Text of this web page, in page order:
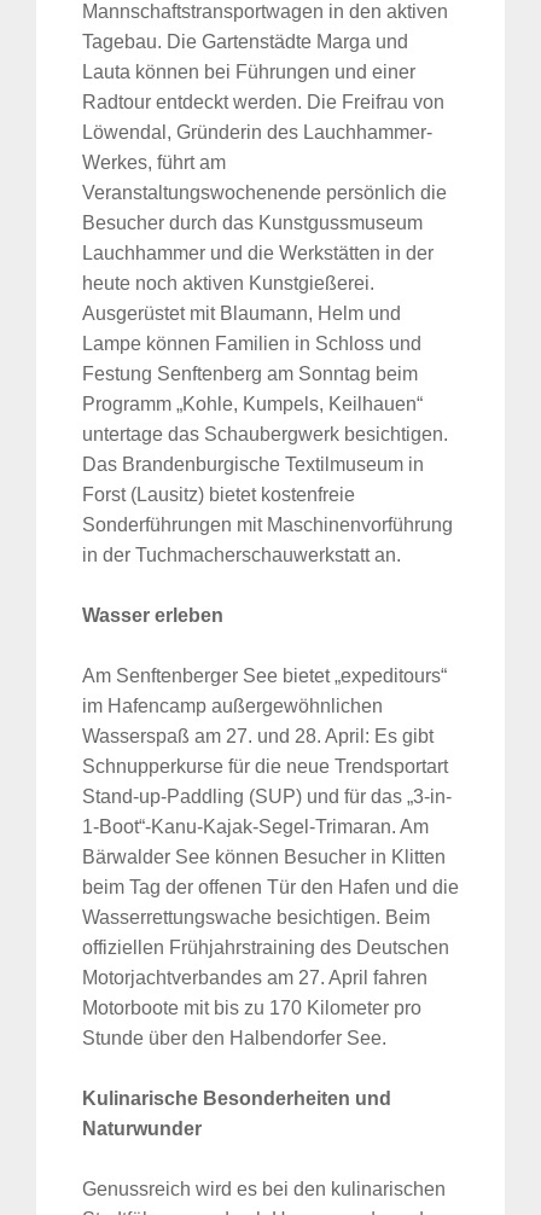
Mannschaftstransportwagen in den aktiven
Tagebau. Die Gartenstädte Marga und
Lauta können bei Führungen und einer
Radtour entdeckt werden. Die Freifrau von
Löwendal, Gründerin des Lauchhammer-
Werkes, führt am
Veranstaltungswochenende persönlich die
Besucher durch das Kunstgussmuseum
Lauchhammer und die Werkstätten in der
heute noch aktiven Kunstgießerei.
Ausgerüstet mit Blaumann, Helm und
Lampe können Familien in Schloss und
Festung Senftenberg am Sonntag beim
Programm „Kohle, Kumpels, Keilhauen“
untertage das Schaubergwerk besichtigen.
Das Brandenburgische Textilmuseum in
Forst (Lausitz) bietet kostenfreie
Sonderführungen mit Maschinenvorführung
in der Tuchmacherschauwerkstatt an.
Wasser erleben
Am Senftenberger See bietet „expeditours“
im Hafencamp außergewöhnlichen
Wasserspaß am 27. und 28. April: Es gibt
Schnupperkurse für die neue Trendsportart
Stand-up-Paddling (SUP) und für das „3-in-
1-Boot“-Kanu-Kajak-Segel-Trimaran. Am
Bärwalder See können Besucher in Klitten
beim Tag der offenen Tür den Hafen und die
Wasserrettungswache besichtigen. Beim
offiziellen Frühjahrstraining des Deutschen
Motorjachtverbandes am 27. April fahren
Motorboote mit bis zu 170 Kilometer pro
Stunde über den Halbendorfer See.
Kulinarische Besonderheiten und
Naturwunder
Genussreich wird es bei den kulinarischen